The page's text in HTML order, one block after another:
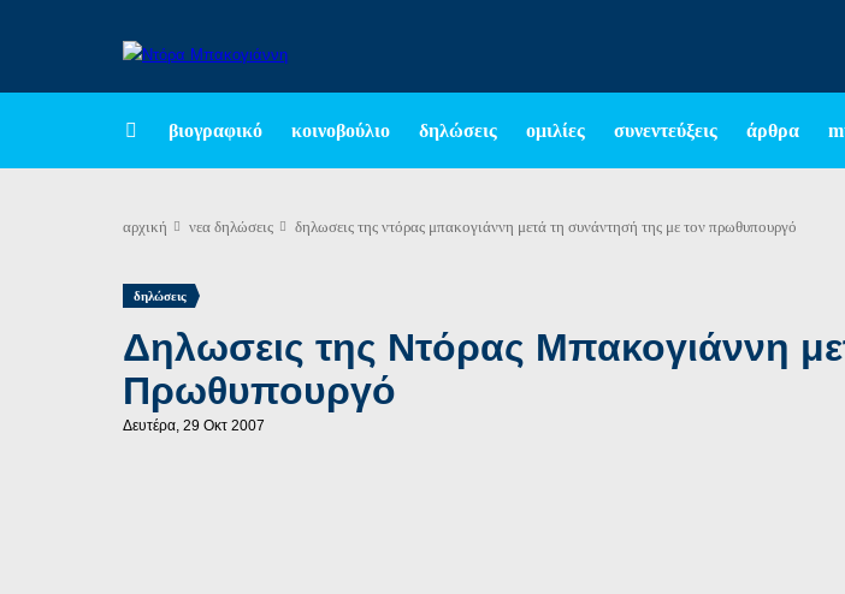
βιογραφικό κοινοβούλιο δηλώσεις ομιλίες συνεντεύξεις άρθρα
αρχική νεα δηλώσεις δηλωσεις της ντόρας μπακογιάννη μετά τη συνάντησή της με τον πρωθυπουργό
δηλώσεις
Δηλωσεις της Ντόρας Μπακογιάννη
Πρωθυπουργό
Δευτέρα, 29 Οκτ 2007